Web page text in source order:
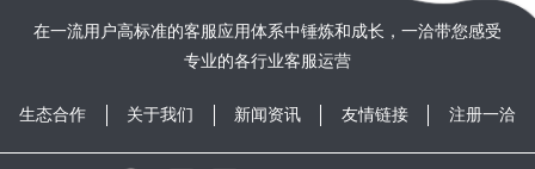
在一流用户高标准的客服应用体系中锤炼和成长，一洽带您感受
专业的各行业客服运营
生态合作 关于我们 新闻资讯 友情链接 注册一洽